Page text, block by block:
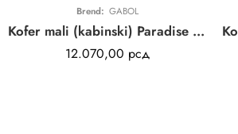
Brend: GABOL
Kofer mali (kabinski) Paradise XP Gabol | narandžasti | proširivi | ABS
12.070,00 рсд